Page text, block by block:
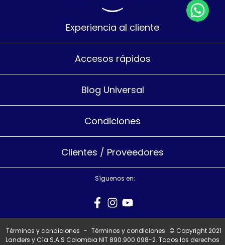
Experiencia al cliente
Accesos rápidos
Blog Universal
Condiciones
Clientes / Proveedores
Síguenos en:
Términos y condiciones - Términos y condiciones © Copyright 2021
Landers y Cía S.A.S Colombia NIT 890.900.098-2. Todos los derechos